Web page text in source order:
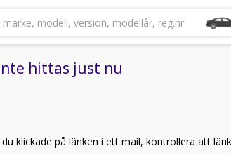
märke, modell, version, modellår, reg.nr
inte hittas just nu
klickade på länken i ett mail, kontrollera att